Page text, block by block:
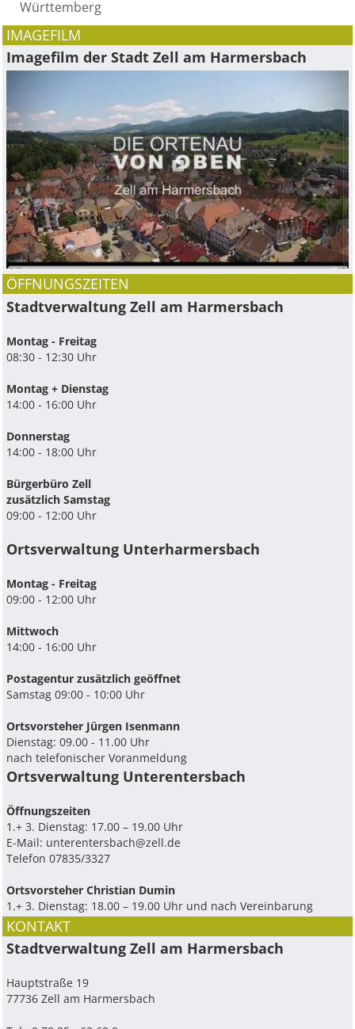
Württemberg
IMAGEFILM
Imagefilm der Stadt Zell am Harmersbach
ÖFFNUNGSZEITEN
Stadtverwaltung Zell am Harmersbach
Montag - Freitag
08:30 - 12:30 Uhr
Montag + Dienstag
14:00 - 16:00 Uhr
Donnerstag
14:00 - 18:00 Uhr
Bürgerbüro Zell
zusätzlich Samstag
09:00 - 12:00 Uhr
Ortsverwaltung Unterharmersbach
Montag - Freitag
09:00 - 12:00 Uhr
Mittwoch
14:00 - 16:00 Uhr
Postagentur zusätzlich geöffnet
Samstag 09:00 - 10:00 Uhr
Ortsvorsteher Jürgen Isenmann
Dienstag: 09.00 - 11.00 Uhr
nach telefonischer Voranmeldung
Ortsverwaltung Unterentersbach
Ö­ffnungszeiten
1.+ 3. Dienstag: 17.00 – 19.00 Uhr
E-Mail: unterentersbach@zell.de
Telefon 07835/3327
Ortsvorsteher Christian Dumin
1.+ 3. Dienstag: 18.00 – 19.00 Uhr und nach Vereinbarung
KONTAKT
Stadtverwaltung Zell am Harmersbach
Hauptstraße 19
77736 Zell am Harmersbach